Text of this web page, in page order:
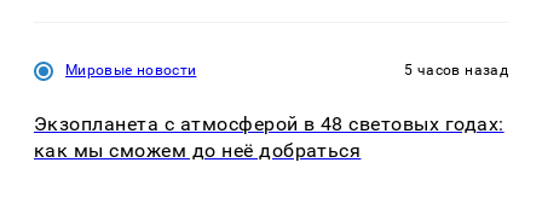
Мировые новости 5 часов назад
Экзопланета с атмосферой в 48 световых годах:
как мы сможем до неё добраться